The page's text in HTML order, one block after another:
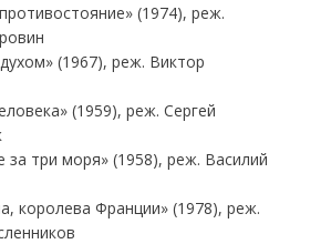
(1974), реж.
(1967), реж. Виктор
(1959), реж. Сергей
за три моря» (1958), реж. Василий
королева Франции» (1978), реж.